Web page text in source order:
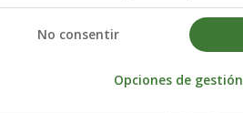
que es muy alegre
unas canciones
os va a enseñar.
No consentir
Opciones de gestión